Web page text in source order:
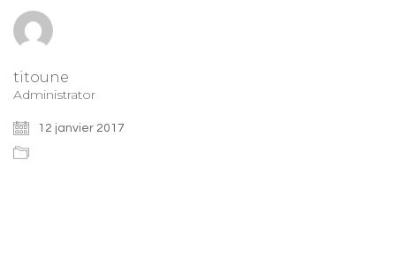
titoune
Administrator
12 janvier 2017